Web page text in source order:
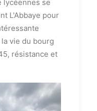
lycéennes se
L'Abbaye pour
vie du bourg
résistance et